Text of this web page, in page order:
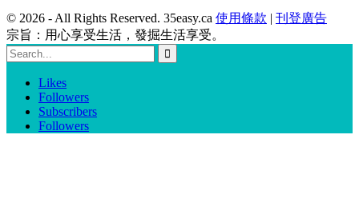
© 2026 - All Rights Reserved. 35easy.ca 使用條款 | 刊登廣告
宗旨：用心享受生活，發掘生活享受。
Likes
Followers
Subscribers
Followers